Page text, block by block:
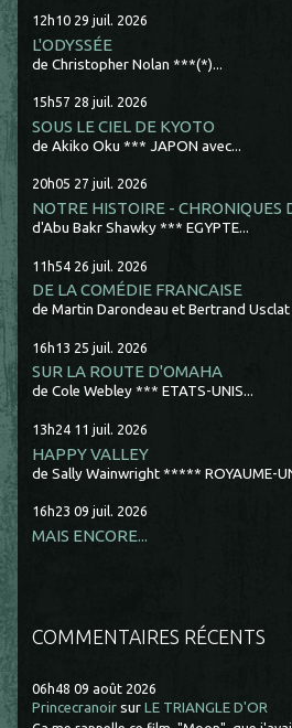
12h10 29 juil. 2026
L'ODYSSÉE
de Christopher Nolan ***(*)...
15h57 28 juil. 2026
SOUS LE CIEL DE KYOTO
de Akiko Oku *** JAPON avec...
20h05 27 juil. 2026
NOTRE HISTOIRE - CHRONIQUES
d'Abu Bakr Shawky *** EGYPTE...
11h54 26 juil. 2026
DE LA COMÉDIE FRANCAISE
de Martin Darondeau et Bertrand
16h13 25 juil. 2026
SUR LA ROUTE D'OMAHA
de Cole Webley *** ETATS-UNIS...
13h24 11 juil. 2026
HAPPY VALLEY
de Sally Wainwright ***** ROYAUME-
16h23 09 juil. 2026
MAIS ENCORE...
COMMENTAIRES RÉCENTS
06h48 09 août 2026
Princecranoir surLE TRIANGLE D'OR